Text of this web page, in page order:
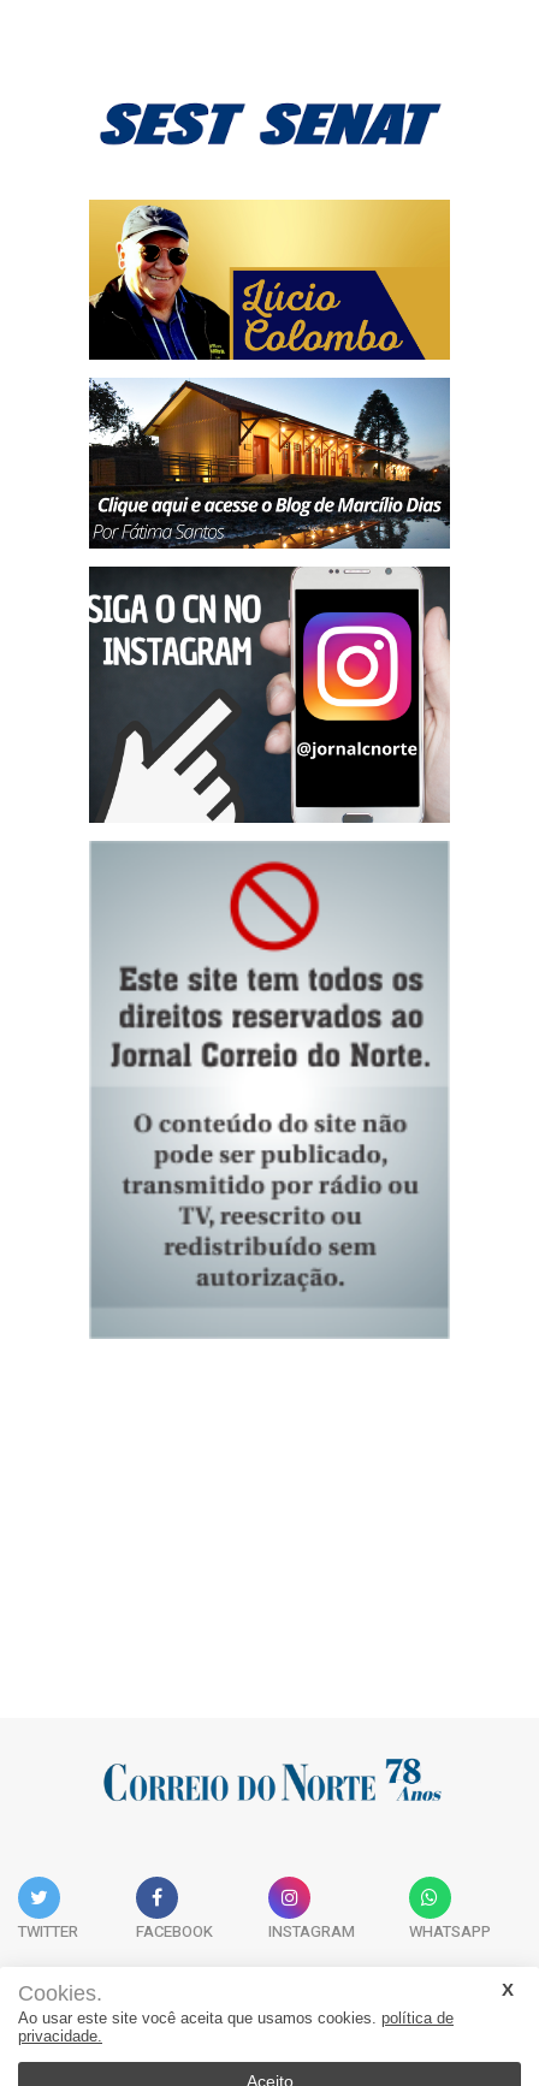
TWITTER FACEBOOK INSTAGRAM WHATSAPP
Acervo Digital Fale Conosco Quem Somos
Cookies.
Ao usar este site você aceita que usamos cookies. política de
privacidade.
Aceito